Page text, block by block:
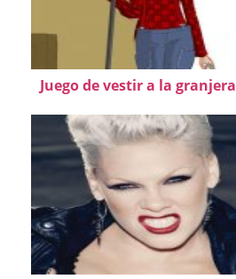
Juego de vestir a la granjera